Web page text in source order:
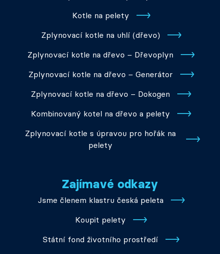
Kotle na pelety
Zplynovací kotle na uhlí (dřevo)
Zplynovací kotle na dřevo – Dřevoplyn
Zplynovací kotle na dřevo – Generátor
Zplynovací kotle na dřevo – Dokogen
Kombinovaný kotel na dřevo a pelety
Zplynovací kotle s úpravou pro hořák na
pelety
Zajímavé odkazy
Jsme členem klastru česká peleta
Koupit pelety
Státní fond životního prostředí